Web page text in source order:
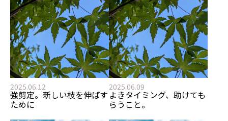
2025.06.12
強剪定。新しい枝を伸ばす
ために
2025.06.09
よきタイミング、助けても
らうこと。